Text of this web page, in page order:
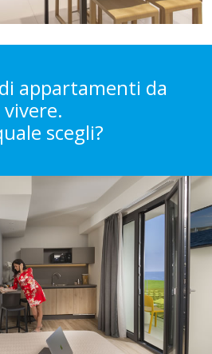
appartamenti da
vivere.
scegli?